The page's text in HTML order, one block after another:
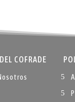
COFRADE